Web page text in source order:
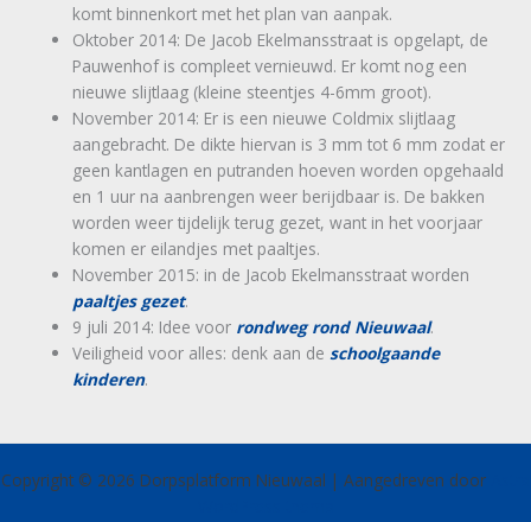
komt binnenkort met het plan van aanpak.
Oktober 2014: De Jacob Ekelmansstraat is opgelapt, de
Pauwenhof is compleet vernieuwd. Er komt nog een
nieuwe slijtlaag (kleine steentjes 4-6mm groot).
November 2014: Er is een nieuwe Coldmix slijtlaag
aangebracht. De dikte hiervan is 3 mm tot 6 mm zodat er
geen kantlagen en putranden hoeven worden opgehaald
en 1 uur na aanbrengen weer berijdbaar is. De bakken
worden weer tijdelijk terug gezet, want in het voorjaar
komen er eilandjes met paaltjes.
November 2015: in de Jacob Ekelmansstraat worden
paaltjes gezet.
9 juli 2014: Idee voor rondweg rond Nieuwaal.
Veiligheid voor alles: denk aan de schoolgaande
kinderen.
Copyright © 2026 Dorpsplatform Nieuwaal | Aangedreven door